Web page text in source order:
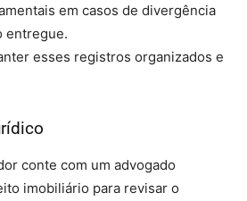
em casos de divergência
entregue.
esses registros organizados e
conte com um advogado
imobiliário para revisar o